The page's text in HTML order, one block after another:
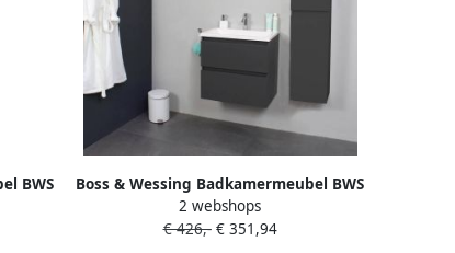
BWS
Boss & Wessing Badkamermeubel BWS
Pepper Acryl Wastafel Met Kraangat
Inclusief Spiegel 60x55x46 cm
2 webshops
€ 426,-€ 351,94